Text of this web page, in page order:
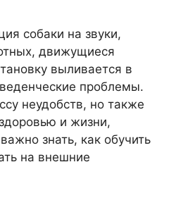
собаки на звуки,
движущиеся
выливается в
проблемы.
неудобств, но также
и жизни,
знать, как обучить
на внешние